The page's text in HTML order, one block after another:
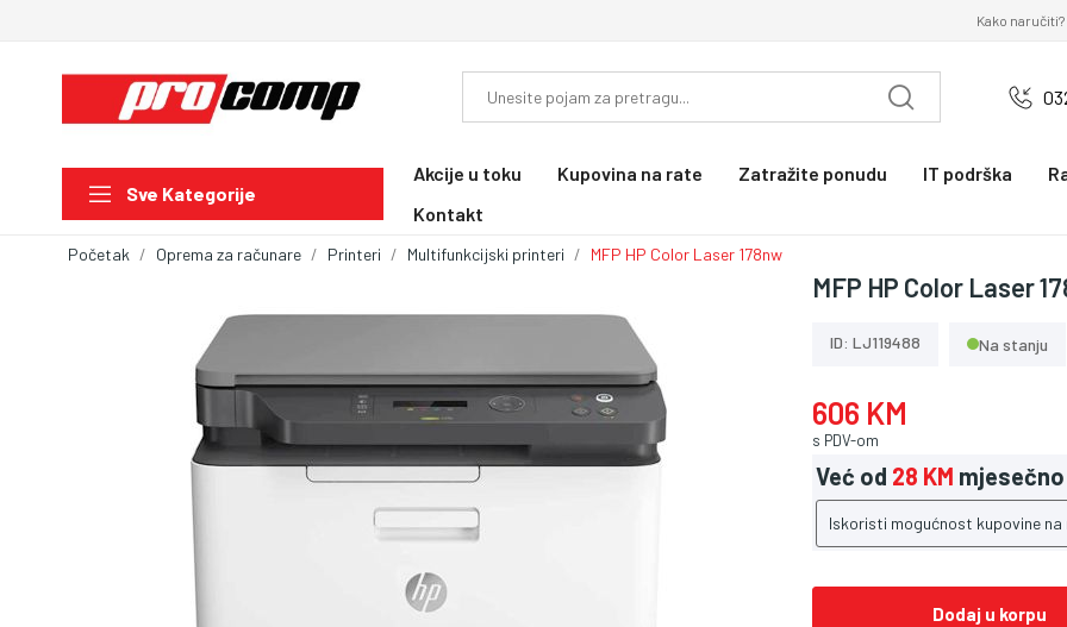
Kako naručiti?
Sve Kategorije
Akcije u toku Kupovina na rate Zatražite ponudu IT podrška
Kontakt
Početak Oprema za računare Printeri Multifunkcijski printeri MFP HP Color Laser 178nw
MFP HP Color Laser
ID: LJ119488 Na stanju
606 KM
s PDV-om
Već od 28 KM mjesečno
Iskoristi mogućnost kupovine
Dodaj u korpu